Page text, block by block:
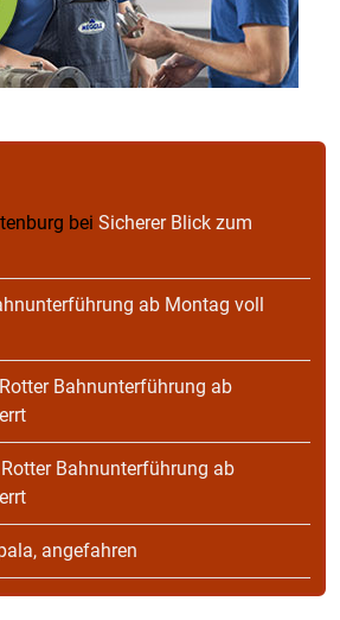
bei Sicherer Blick zum
ab Montag voll
Rotter Bahnunterführung ab
Rotter Bahnunterführung ab
angefahren